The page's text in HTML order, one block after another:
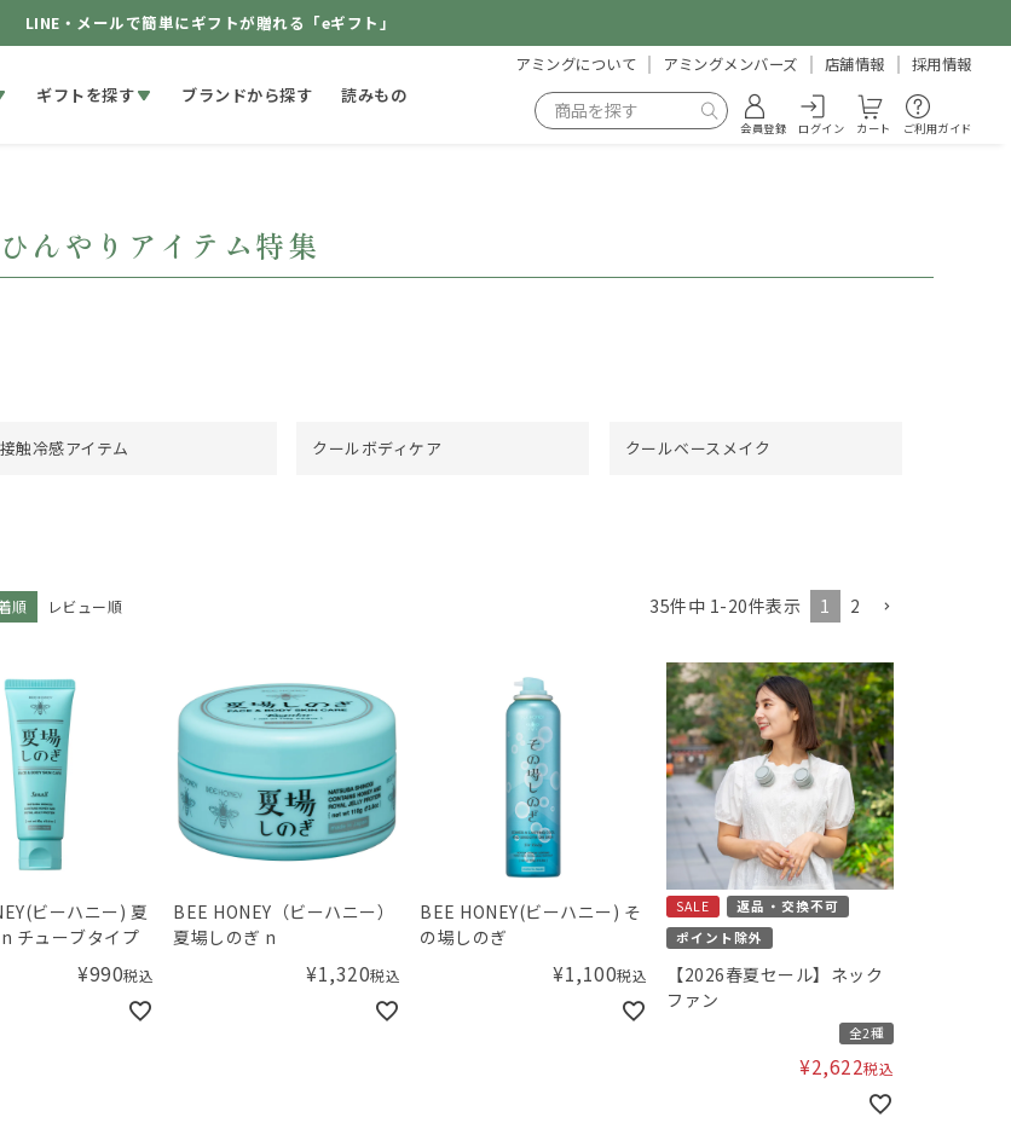
LINE・メールで簡単にギフトが贈れる「eギフト」
ギフトを探す ブランドから探す 読みもの
アミングについて アミングメンバーズ 店舗情報 採用情報
会員登録 ログイン カート ご利用ガイド
ひんやりアイテム特集
接触冷感アイテム クールボディケア クールベースメイク
順 レビュー順 35件中 1-20件表示 1 2
ビーハニー) 夏
チューブタイプ
¥990税込
BEE HONEY（ビーハニー）
夏場しのぎ n
¥1,320税込
BEE HONEY(ビーハニー) そ
の場しのぎ
¥1,100税込
SALE
返品・交換不可
ポイント除外
【2026春夏セール】ネック
ファン
全2種
¥2,622税込